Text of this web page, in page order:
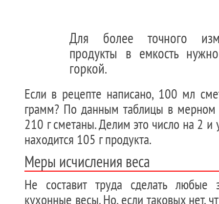
Для более точного
продукты в емкость
горкой.
Если в рецепте написано, 100 мл
грамм? По данным таблицы в мерном
210 г сметаны. Делим это число на 2
находится 105 г продукта.
Меры исчисления веса
Не составит труда сделать любые
кухонные весы. Но, если таковых нет,